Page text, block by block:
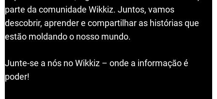
parte da comunidade Wikkiz. Juntos, vamos
descobrir, aprender e compartilhar as histórias que
estão moldando o nosso mundo.
Junte-se a nós no Wikkiz – onde a informação é
poder!